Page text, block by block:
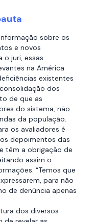
sobre os
e novos
o juri, essas
na América
existentes
dos
de que as
do sistema, não
da população.
os avaliadores é
depoimentos das
têm a obrigação de
assim o
“Temos que
para não
de denúncia apenas
dos diversos